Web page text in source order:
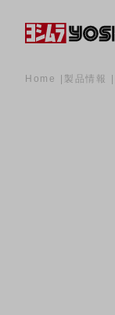
Home 製品情報